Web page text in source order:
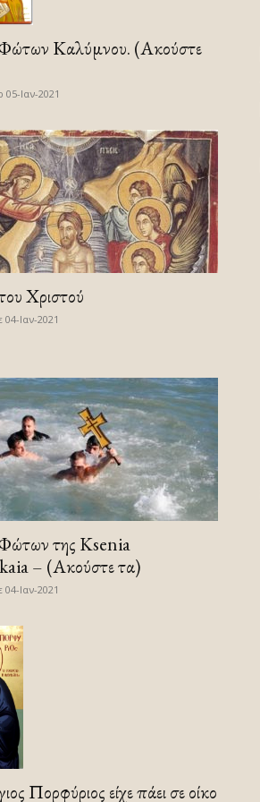
Καλύμνου. (Ακούστε
05-Ιαν-2021
Χριστού
04-Ιαν-2021
της Ksenia
– (Ακούστε τα)
04-Ιαν-2021
Πορφύριος είχε πάει σε οίκο